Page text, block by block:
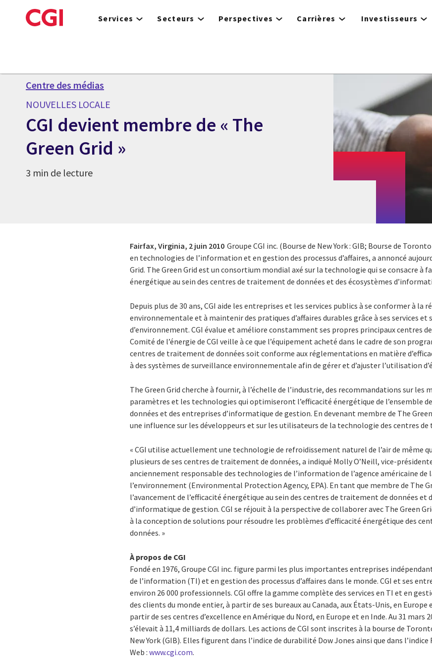
to
Services Secteurs Perspectives Carrières Investisseurs
Centre des médias
NOUVELLES LOCALE
CGI devient membre de « The
Green Grid »
3 min de lecture
Fairfax, Virginia, 2 juin 2010 Groupe CGI inc. (Bourse de New York : GIB; Bourse de
en technologies de l’information et en gestion des processus d’affaires, a annoncé
Grid. The Green Grid est un consortium mondial axé sur la technologie qui se consacre à
énergétique au sein des centres de traitement de données et des écosystèmes
Depuis plus de 30 ans, CGI aide les entreprises et les services publics à se conformer à la
environnementale et à maintenir des pratiques d’affaires durables grâce à ses services
d’environnement. CGI évalue et améliore constamment ses propres principaux centres
Comité de l’énergie de CGI veille à ce que l’équipement acheté dans le cadre de son
centres de traitement de données soit conforme aux réglementations en matière
à des systèmes de surveillance environnementale afin de gérer et d’ajuster l’utilisation
The Green Grid cherche à fournir, à l’échelle de l’industrie, des recommandations sur les
paramètres et les technologies qui optimiseront l’efficacité énergétique de l’ensemble
données et des entreprises d’informatique de gestion. En devenant membre de The
une influence sur les développeurs et sur les utilisateurs de la technologie des centres
« CGI utilise actuellement une technologie de refroidissement naturel de l’air de même
plusieurs de ses centres de traitement de données, a indiqué Molly O’Neill, vice-
anciennement responsable des technologies de l’information de l’agence américaine de
l’environnement (Environmental Protection Agency, EPA). En tant que membre de The
l’avancement de l’efficacité énergétique au sein des centres de traitement de données et
d’informatique de gestion. CGI se réjouit à la perspective de collaborer avec The Green
à la conception de solutions pour résoudre les problèmes d’efficacité énergétique des
données. »
À propos de CGI
Fondé en 1976, Groupe CGI inc. figure parmi les plus importantes entreprises
de l’information (TI) et en gestion des processus d’affaires dans le monde. CGI et ses
environ 26 000 professionnels. CGI offre la gamme complète des services en TI et en
des clients du monde entier, à partir de ses bureaux au Canada, aux États-Unis, en Europe
partir de ses centres d’excellence en Amérique du Nord, en Europe et en Inde. Au 31 mars
s’élevait à 11,4 milliards de dollars. Les actions de CGI sont inscrites à la bourse de
New York (GIB). Elles figurent dans l’indice de durabilité Dow Jones ainsi que dans l’indice
Web :www.cgi.com.